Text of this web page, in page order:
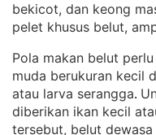
bekicot, dan keong
pelet khusus belut,
Pola makan belut
muda berukuran kecil
atau larva serangga.
diberikan ikan kecil
tersebut, belut